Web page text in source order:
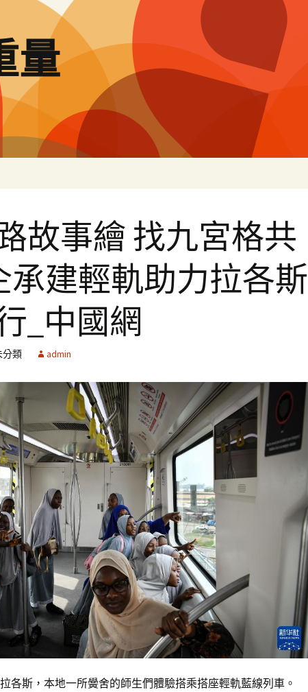
量
故事繪 找九宮格共
承建輕軌助力拉各斯
_中國網
分類 admin
各斯，本地一所黌舍的師生們體驗搭乘搭座輕軌藍線列車。